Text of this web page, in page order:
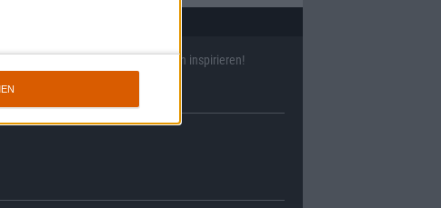
Reviews und lass Dich inspirieren!